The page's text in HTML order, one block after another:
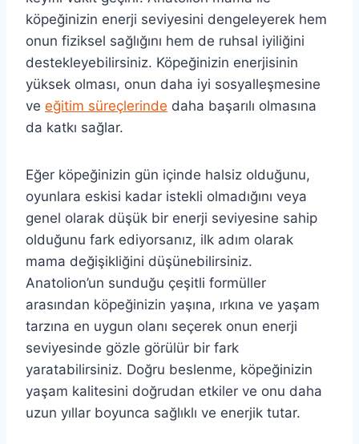
köpeğinizin enerji seviyesini dengeleyerek hem
onun fiziksel sağlığını hem de ruhsal iyiliğini
destekleyebilirsiniz. Köpeğinizin enerjisinin
yüksek olması, onun daha iyi sosyalleşmesine
ve eğitim süreçlerinde daha başarılı olmasına
da katkı sağlar.
Eğer köpeğinizin gün içinde halsiz olduğunu,
oyunlara eskisi kadar istekli olmadığını veya
genel olarak düşük bir enerji seviyesine sahip
olduğunu fark ediyorsanız, ilk adım olarak
mama değişikliğini düşünebilirsiniz.
Anatolion’un sunduğu çeşitli formüller
arasından köpeğinizin yaşına, ırkına ve yaşam
tarzına en uygun olanı seçerek onun enerji
seviyesinde gözle görülür bir fark
yaratabilirsiniz. Doğru beslenme, köpeğinizin
yaşam kalitesini doğrudan etkiler ve onu daha
uzun yıllar boyunca sağlıklı ve enerjik tutar.